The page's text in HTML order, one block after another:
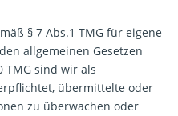
§ 7 Abs.1 TMG für eigene
allgemeinen Gesetzen
TMG sind wir als
übermittelte oder
zu überwachen oder